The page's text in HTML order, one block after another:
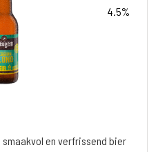
4.5%
smaakvol en verfrissend bier